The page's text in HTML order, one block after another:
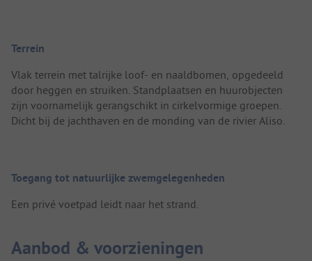
Terrein
Vlak terrein met talrijke loof- en naaldbomen, opgedeeld
door heggen en struiken. Standplaatsen en huurobjecten
zijn voornamelijk gerangschikt in cirkelvormige groepen.
Dicht bij de jachthaven en de monding van de rivier Aliso.
Toegang tot natuurlijke zwemgelegenheden
Een privé voetpad leidt naar het strand.
Aanbod & voorzieningen